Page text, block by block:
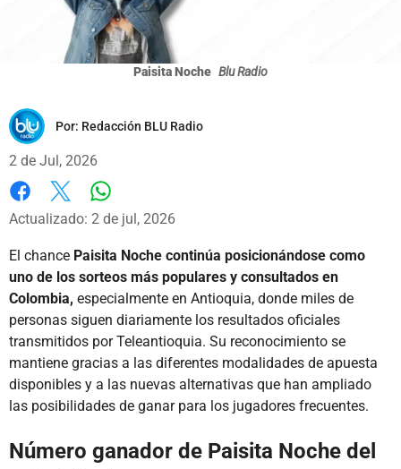
Paisita Noche Blu Radio
Por: Redacción BLU Radio
2 de Jul, 2026
Facebook
X
Actualizado: 2 de jul, 2026
El chance Paisita Noche continúa posicionándose como
uno de los sorteos más populares y consultados en
Colombia, especialmente en Antioquia, donde miles de
personas siguen diariamente los resultados oficiales
transmitidos por Teleantioquia. Su reconocimiento se
mantiene gracias a las diferentes modalidades de apuesta
disponibles y a las nuevas alternativas que han ampliado
las posibilidades de ganar para los jugadores frecuentes.
Número ganador de Paisita Noche del